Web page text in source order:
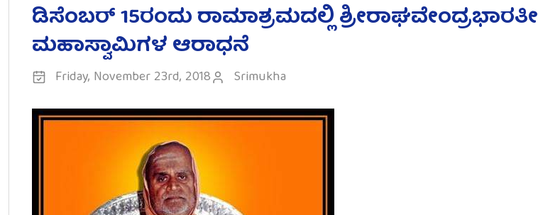
ಡಿಸೆಂಬರ್ 15ರಂದು ರಾಮಾಶ್ರಮದಲ್ಲಿ ಶ್ರೀರಾಘವೇಂದ್ರಭಾರತೀ
ಮಹಾಸ್ವಾಮಿಗಳ ಆರಾಧನೆ
Friday, November 23rd, 2018 Srimukha